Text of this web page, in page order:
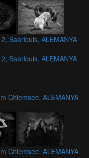
Saarlouis, ALEMANYA
Saarlouis, ALEMANYA
Chiemsee, ALEMANYA
Chiemsee, ALEMANYA